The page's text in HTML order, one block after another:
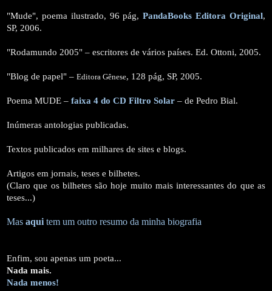
"Mude", poema ilustrado, 96 pág,PandaBooks Editora Original,
SP, 2006.
"Rodamundo 2005" – escritores de vários países. Ed. Ottoni, 2005.
"Blog de papel" – Editora Gênese, 128 pág, SP, 2005.
Poema MUDE – faixa 4 do CD Filtro Solar – de Pedro Bial.
Inúmeras antologias publicadas.
Textos publicados em milhares de sites e blogs.
Artigos em jornais, teses e bilhetes.
(Claro que os bilhetes são hoje muito mais interessantes do que as
teses...)
Mas aqui tem um outro resumo da minha biografia
Enfim, sou apenas um poeta...
Nada mais.
Nada menos!